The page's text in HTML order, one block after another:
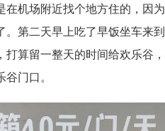
在机场附近找个地方住的，因
。第二天早上吃了早饭坐车来
打算留一整天的时间给欢乐谷
门口。